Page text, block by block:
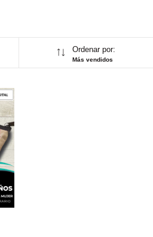
Ordenar por:
Más vendidos